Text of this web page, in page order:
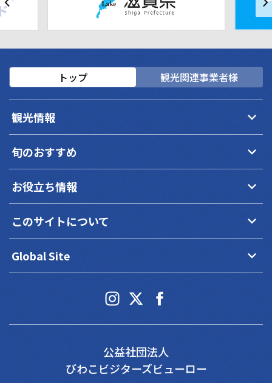
トップ 観光関連事業者様
観光情報 keyboard_arrow_down
旬のおすすめ keyboard_arrow_down
お役立ち情報 keyboard_arrow_down
このサイトについて keyboard_arrow_down
Global Site keyboard_arrow_down
公益社団法人
びわこビジターズビューロー